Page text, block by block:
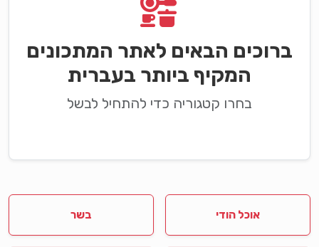
ברוכים הבאים לאתר המתכונים
המקיף ביותר בעברית
בחרו קטגוריה כדי להתחיל לבשל
אוכל הודי בשר